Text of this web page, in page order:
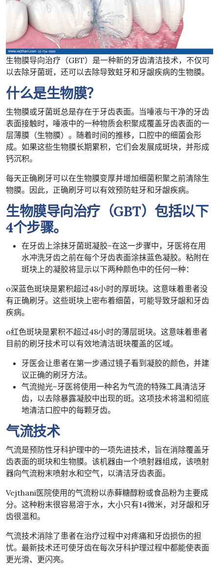
生物膜导向治疗（GBT）是一种新的牙齿清洁技术，不仅可
以去除牙菌斑，还可以去除导致蛀牙和牙龈疾病的生物膜。
什么是生物膜？
生物膜或牙菌斑总是存在于牙齿表面。当唾液与干净的牙齿
表面接触时，唾液中的一种物质会积聚成覆盖牙齿表面的一
层薄膜（生物膜）。随着时间的推移，口腔中的细菌会形
成。如果这些生物膜长期累积，它们会发展成斑块，并形成
钙沉积。
每天正确刷牙可以在生物膜变厚并增加细菌积聚之前清除生
物膜。因此，正确刷牙可以有效预防蛀牙和牙龈疾病。
生物膜导向治疗（GBT）包括以下
4个步骤。
在牙齿上涂抹牙菌斑凝胶–在这一步骤中，牙医将在用
水冲洗牙齿之前在每个牙齿表面涂抹蓝色凝胶。粘附在
斑块上的凝胶将显示以下两种颜色中的任何一种：
o深蓝色斑块是累积超过48小时的厚斑块。这意味着患者没
有正确刷牙。这些斑块上密布着细菌，可能导致牙龈和牙齿
疾病。
o红色斑块是累积不超过48小时的薄层斑块。这意味着患者
目前的刷牙技术可以有效地清洁斑块覆盖的区域。
牙医会让患者在第一步通过镜子看到凝胶的颜色，并建
议正确的刷牙方法。
气流抛光–牙医将使用一种名为气流的特殊工具清洁牙
齿，以去除暴露凝胶中出现的斑。这项技术将温和彻底
地清洁口腔中的每颗牙齿。
气流技术
气流是预防性牙科护理中的一项先进技术，旨在消除覆盖牙
齿表面的斑块和生物膜。该机器由一个喷射器组成，该喷射
器向气流粉末喷射水和空气，以清洁牙齿表面。
Vejthani医院使用的气流粉以赤藓糖醇粉或食品粉为主要成
分。这种粉末很容易溶于水，大小只有14微米，对牙龈和牙
齿很温和。
气流技术消除了患者在治疗过程中对疼痛和牙齿损伤的担
忧。最新技术还可使牙齿在每次牙科护理过程中都能使表面
更光滑、更闪亮。